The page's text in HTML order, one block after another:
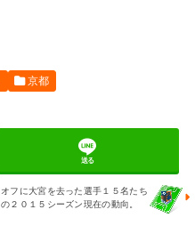
京都
送る
オフに大宮を去った選手１５名たち
の２０１５シーズン現在の動向。